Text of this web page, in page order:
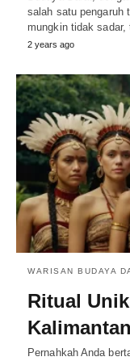
salah satu pengaruh
mungkin tidak sadar,
2 years ago
WARISAN BUDAYA
Ritual
Pernahkah Anda